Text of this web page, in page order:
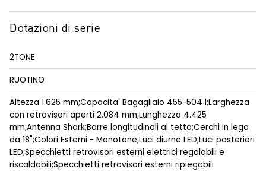
Dotazioni di serie
2TONE
RUOTINO
Altezza 1.625 mm;Capacita' Bagagliaio 455-504 l;Larghezza
con retrovisori aperti 2.084 mm;Lunghezza 4.425
mm;Antenna Shark;Barre longitudinali al tetto;Cerchi in lega
da 18";Colori Esterni - Monotone;Luci diurne LED;Luci posteriori
LED;Specchietti retrovisori esterni elettrici regolabili e
riscaldabili;Specchietti retrovisori esterni ripiegabili